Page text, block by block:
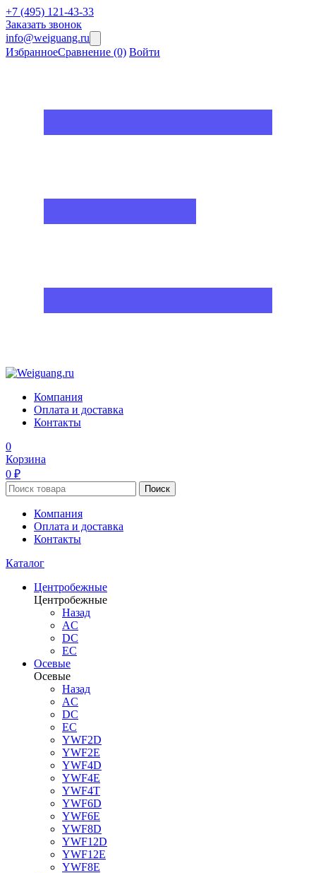
+7 (495) 121-43-33
Заказать звонок
info@weiguang.ru
ИзбранноеСравнение (0) Войти
Компания
Оплата и доставка
Контакты
0
Корзина
0 ₽
Поиск
Компания
Оплата и доставка
Контакты
Каталог
Центробежные
Центробежные
Назад
AC
DC
EC
Осевые
Осевые
Назад
AC
DC
EC
YWF2D
YWF2E
YWF4D
YWF4E
YWF4T
YWF6D
YWF6E
YWF8D
YWF12D
YWF12E
YWF8E